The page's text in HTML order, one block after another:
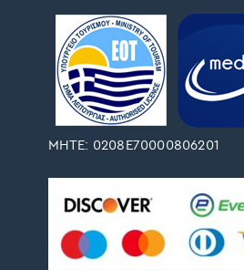
ΜΗΤΕ: 0208Ε70000806201